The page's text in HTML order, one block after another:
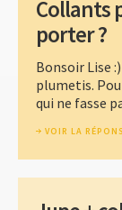
Collants
porter ?
Bonsoir Lise
plumetis.
qui ne fasse
VOIR LA